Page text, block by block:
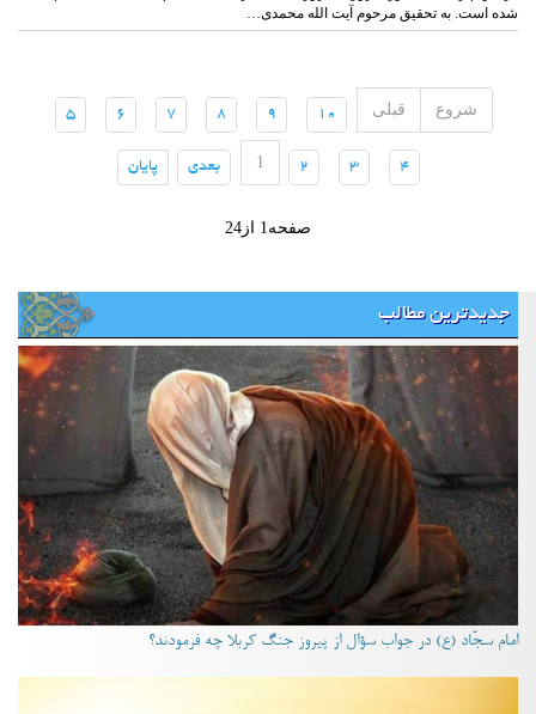
شده است. به تحقیق مرحوم آیت الله محمدی…
شروع قبلی 10
9
8
7
6
5
(current)
4
3
(current)
2
1 بعدی
(current) پایان
(current)
صفحه1 از24
جدیدترین مطالب
امام سجّاد (ع) در جواب سؤال از پیروز جنگ کربلا چه فرمودند؟